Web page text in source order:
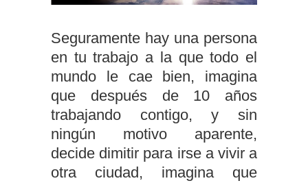
Seguramente hay una persona
en tu trabajo a la que todo el
mundo le cae bien, imagina
que después de 10 años
trabajando contigo, y sin
ningún motivo aparente,
decide dimitir para irse a vivir a
otra ciudad, imagina que